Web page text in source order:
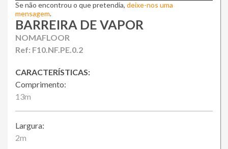
Se não encontrou o que pretendia, deixe-nos uma
mensagem.
BARREIRA DE VAPOR
NOMAFLOOR
Ref: F10.NF.PE.0.2
CARACTERÍSTICAS:
Comprimento:
13m
Largura:
2m